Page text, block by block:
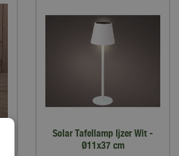
Solar Tafellamp Ijzer Wit -
Ø11x37 cm